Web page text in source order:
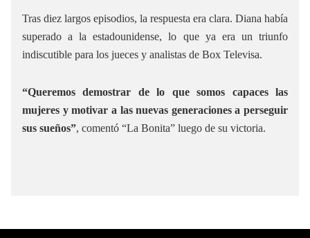
Tras diez largos episodios, la respuesta era clara. Diana había
superado a la estadounidense, lo que ya era un triunfo
indiscutible para los jueces y analistas de Box Televisa.
“Queremos demostrar de lo que somos capaces las
mujeres y motivar a las nuevas generaciones a perseguir
sus sueños”, comentó “La Bonita” luego de su victoria.